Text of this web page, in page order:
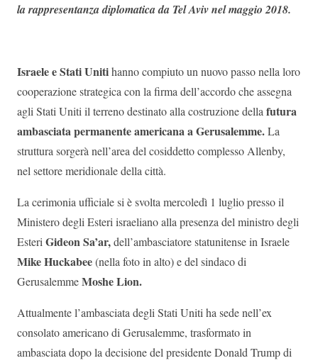
la rappresentanza diplomatica da Tel Aviv nel maggio 2018.
Israele e Stati Unitihanno compiuto un nuovo passo nella loro
cooperazione strategica con la firma dell’accordo che assegna
agli Stati Uniti il terreno destinato alla costruzione dellafutura
ambasciata permanente americana a Gerusalemme.La
struttura sorgerà nell’area del cosiddetto complesso Allenby,
nel settore meridionale della città.
La cerimonia ufficiale si è svolta mercoledì 1 luglio presso il
Ministero degli Esteri israeliano alla presenza del ministro degli
EsteriGideon Sa’ar,dell’ambasciatore statunitense in Israele
Mike Huckabee(nella foto in alto) e del sindaco di
GerusalemmeMoshe Lion.
Attualmente l’ambasciata degli Stati Uniti ha sede nell’ex
consolato americano di Gerusalemme, trasformato in
ambasciata dopo la decisione del presidente Donald Trump di